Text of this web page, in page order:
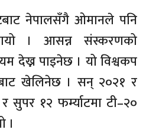
नेपालसँगै ओमानले पनि
। आसन्न संस्करणको
देख्न पाइनेछ । यो विश्वकप
खेलिनेछ । सन् २०२१ र
सुपर १२ फर्म्याटमा टी–२०
।